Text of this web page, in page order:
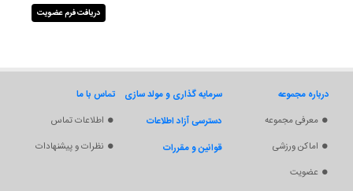
دریافت فرم عضویت
درباره مجموعه
معرفی مجموعه
اماکن ورزشی
عضویت
سرمایه گذاری و مولد سازی
دسترسی آزاد اطلاعات
قوانین و مقررات
تماس با ما
اطلاعات تماس
نظرات و پیشنهادات